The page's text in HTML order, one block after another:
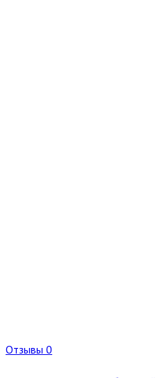
Отзывы 0